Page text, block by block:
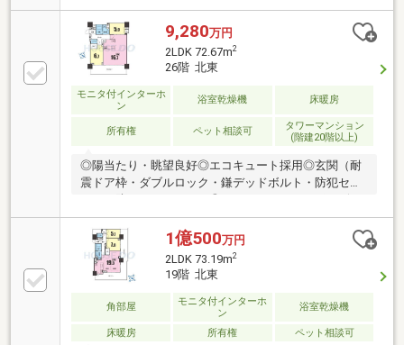
ー・IHクッキングヒーター・食洗機・シングルレバー
シャワー水栓）◎浴室（保温浴槽・低床型浴槽・フル
オートバス・電気式浴室暖房乾燥機）◎ペット飼育可
◎ダブルオートロック◎コンシェルジュサービス◎グ
ルーミング室・フィットネスルーム・テレワークラウ
ンジ・ゲストルーム・スカイラウンジ・パーティール
ームなど共有施設充実◎各フロアにゴミステーション
◎タワーパーキング。来客用駐車場・カーシェア用・
身障者用駐車場兼電気自動車充電スペース1台有り
9,280万円
2LDK 72.67m2
26階 北東
モニタ付インターホ
ン
浴室乾燥機 床暖房
所有権 ペット相談可
タワーマンション
(階建20階以上)
◎陽当たり・眺望良好◎エコキュート採用◎玄関（耐
震ドア枠・ダブルロック・鎌デッドボルト・防犯セン
サー・防犯サムターン）◎キッチン（ディスポーザ
ー・IHクッキングヒーター・食洗機・シングルレバー
シャワー水栓）◎浴室（保温浴槽・低床型浴槽・フル
オートバス・電気式浴室暖房乾燥機）◎ペット飼育可
◎ダブルオートロック◎コンシェルジュサービス◎グ
ルーミング室・フィットネスルーム・テレワークラウ
ンジ・ゲストルーム・スカイラウンジ・パーティール
ームなど共有施設充実◎各フロアにゴミステーション
◎タワーパーキング。来客用駐車場・カーシェア用・
1億500万円
2LDK 73.19m2
19階 北東
角部屋
モニタ付インターホ
ン
浴室乾燥機
床暖房 所有権 ペット相談可